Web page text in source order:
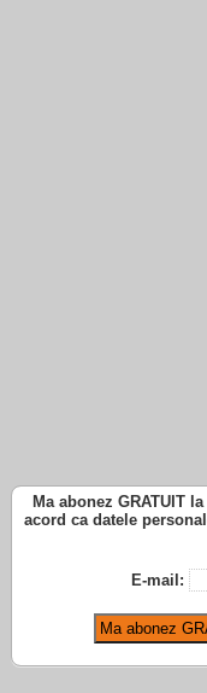
Ma abonez GRATUIT
acord ca datele
E-mail: